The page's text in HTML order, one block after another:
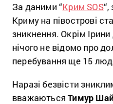
За даними “Крим SOS“,
Криму на півострові
зникнення. Окрім Ірини
нічого не відомо про
перебування ще 15
Наразі безвісти
вважаютьсяТимур